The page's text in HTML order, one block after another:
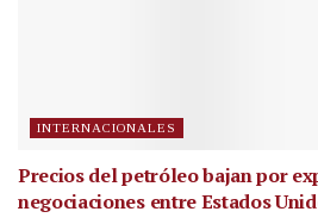
INTERNACIONALES
Precios del petróleo bajan por
negociaciones entre Estados